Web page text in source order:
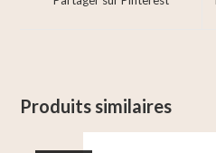
Produits similaires